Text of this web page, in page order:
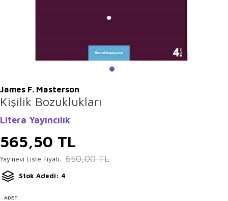
James F. Masterson
Kişilik Bozuklukları
Litera Yayıncılık
565,50 TL
Yayınevi Liste Fiyatı: 650,00TL
Stok Adedi: 4
ADET